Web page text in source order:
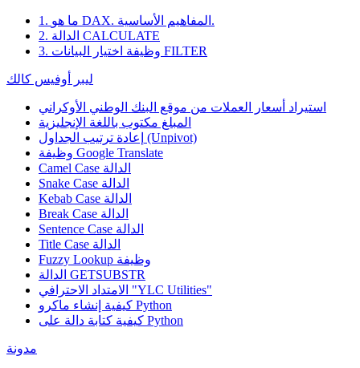
1. ما هو DAX. المفاهيم الأساسية.
2. الدالة CALCULATE
3. وظيفة اختيار البيانات FILTER
ليبر أوفيس كالك
استيراد أسعار العملات من موقع البنك الوطني الأوكراني
المبلغ مكتوب باللغة الإنجليزية
إعادة ترتيب الجداول (Unpivot)
Google Translate
Camel Case الدالة
Snake Case الدالة
Kebab Case الدالة
Break Case الدالة
Sentence Case الدالة
Title Case الدالة
Fuzzy Lookup وظيفة
الدالة GETSUBSTR
الامتداد الاحترافي "YLC Utilities"
كيفية إنشاء ماكرو Python
كيفية كتابة دالة على Python
مدونة